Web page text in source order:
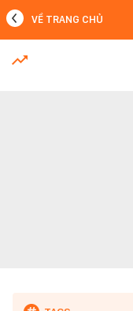
MỚI NHẤT
VỀ TRANG CHỦ